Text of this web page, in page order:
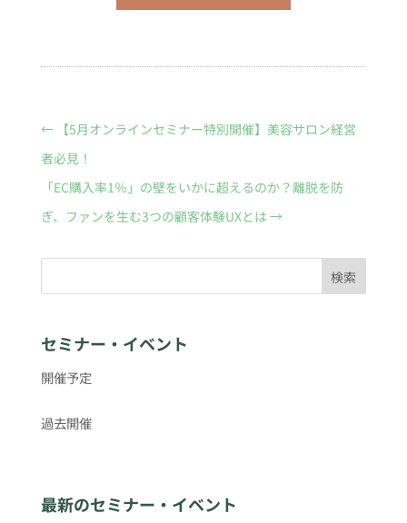
← 【5月オンラインセミナー特別開催】美容サロン経営
者必見！
「EC購入率1％」の壁をいかに超えるのか？離脱を防
ぎ、ファンを生む3つの顧客体験UXとは →
検索
セミナー・イベント
開催予定
過去開催
最新のセミナー・イベント